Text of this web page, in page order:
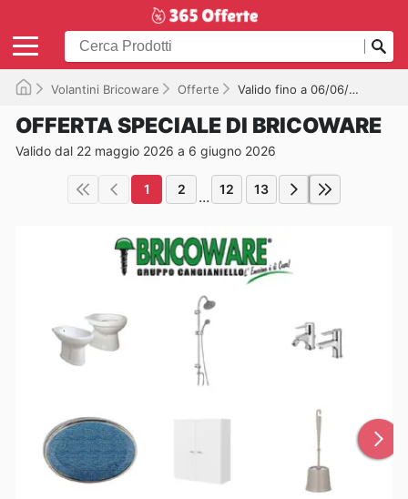
Volantini Bricoware Offerte Valido fino a 06/06/2026
OFFERTA SPECIALE DI BRICOWARE
Valido dal 22 maggio 2026 a 6 giugno 2026
1 2 ... 12 13